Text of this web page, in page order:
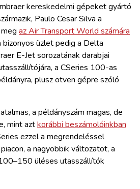
kereskedelmi gépeket gyártó
Paulo Cesar Silva a
az Air Transport World számára
bizonyos üzlet pedig a Delta
E-Jet sorozatának darabjai
a CSeries 100-as
plusz ötven gépre szóló
a példányszám magas, de
mint aztkorábbi beszámolóinkban
ezzel a megrendeléssel
a nagyobbik változatot, a
üléses utasszállítók